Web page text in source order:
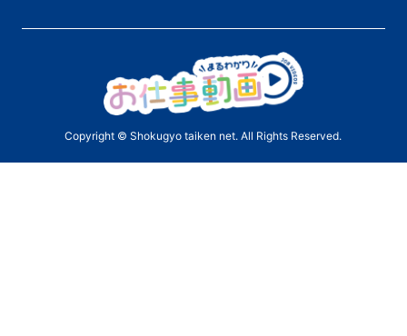
Copyright © Shokugyo taiken net. All Rights Reserved.